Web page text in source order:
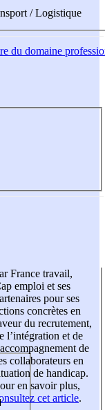
/ Logistique
du domaine
France travail,
emploi et ses
pour ses
concrètes en
du recrutement,
l’intégration et de
de
collaborateurs en
de handicap.
en savoir plus,
cet article.